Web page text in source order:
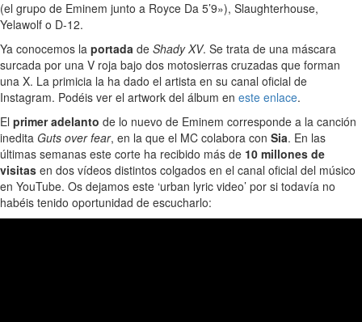
(el grupo de Eminem junto a Royce Da 5’9»), Slaughterhouse,
Yelawolf o D-12.
Ya conocemos la portada de Shady XV. Se trata de una máscara
surcada por una V roja bajo dos motosierras cruzadas que forman
una X. La primicia la ha dado el artista en su canal oficial de
Instagram. Podéis ver el artwork del álbum en este enlace.
El primer adelanto de lo nuevo de Eminem corresponde a la canción
inedita Guts over fear, en la que el MC colabora con Sia. En las
últimas semanas este corte ha recibido más de 10 millones de
visitas en dos vídeos distintos colgados en el canal oficial del músico
en YouTube. Os dejamos este ‘urban lyric video’ por si todavía no
habéis tenido oportunidad de escucharlo: